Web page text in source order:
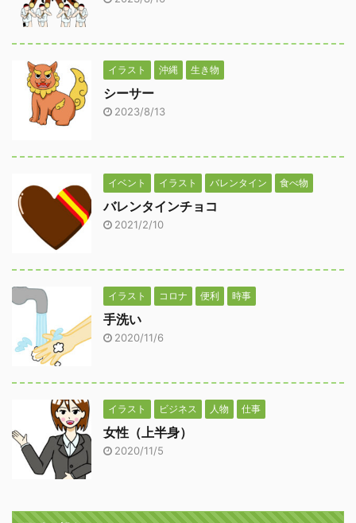
イラスト 沖縄 生き物
シーサー
2023/8/13
イベント イラスト バレンタイン 食べ物
バレンタインチョコ
2021/2/10
イラスト コロナ 便利 時事
手洗い
2020/11/6
イラスト ビジネス 人物 仕事
女性（上半身）
2020/11/5